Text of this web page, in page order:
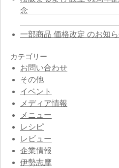
一部商品 価格改定 のお知ら
カテゴリー
お問い合わせ
その他
イベント
メディア情報
メニュー
レシピ
レビュー
企業情報
伊勢志摩